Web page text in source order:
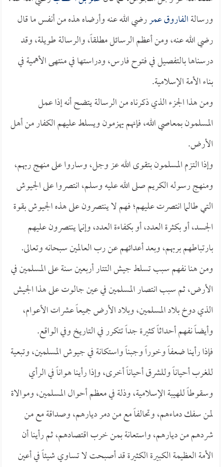
ورسالةالفاروق عمررضي الله عنه وأرضاه هذه من أنفس ما قال
رضي الله عنه، ومن أعظم الرسائل مطلقاً، والرسالة طويلة، وقد
درسناها بالتفصيل في فتوح فارس، ودراستها في منتهى الأهمية في
بناء الأمة الإسلامية.
ومن هذا الجزء الذي ذكرناه من الرسالة يتضح أنه إذا عمل
المسلمون بمعاصي الله، فإنهم يهزمون ويسلط عليهم الكفار من أهل
الأرض.
وإذا التزم المسلمون بتقوى الله عز وجل، وساروا على منهج ربهم،
ومنهج رسوله الكريم صلى الله عليه وسلم، انتصروا على الجيوش
التي طالما انتصرت عليهم؛ فهم لا ينتصرون على هذه الجيوش بقوة
الجسد، أو بكثرة العدد، أو بكفاءة العدد، وإنما ينتصرون عليهم
بارتباطهم بربهم، وبعد أعدائهم عن رب العالمين سبحانه وتعالى.
ومن هنا نفهم سبب تسلط جيش التتار أربعين سنة على المسلمين في
الأرض، ثم سبب انتصار المسلمين في عين جالوت على هذا الجيش
الذي دوخ بلاد المسلمين، وبلاد الأرض جميعاً عشرات الأعوام،
وأيضاً نفهم أحداثاً كثيرة جداً تتكرر في التاريخ وفي الواقع.
فإذا رأينا ضعفاً وخوراً وجبناً واستكانة في جيوش المسلمين، وتبعية
للغرب أحياناً وللشرق أحياناً أخرى، وإذا رأينا هواناً في الرأي
وسقوطاً للهيبة الإسلامية، وذلة في معظم أحوال المسلمين، وموالاة
لمن سفك دماءهم، وتحالفاً مع من دمر ديارهم، وصداقة مع من
شردهم من ديارهم، واستعانة بمن خرب اقتصادهم، ثم رأينا أن
الأمة العظيمة الكبيرة الكثيرة قد أصبحت لا تساوي شيئاً في أعين